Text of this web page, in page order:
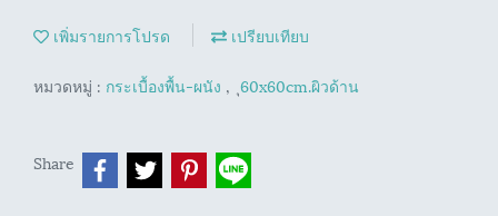
เพิ่มรายการโปรด เปรียบเทียบ
หมวดหมู่ : กระเบื้องพื้น-ผนัง , ุ60x60cm.ผิวด้าน
Share